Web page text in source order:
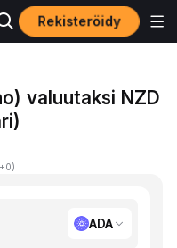
Rekisteröidy
valuutaksi NZD
)
ADA